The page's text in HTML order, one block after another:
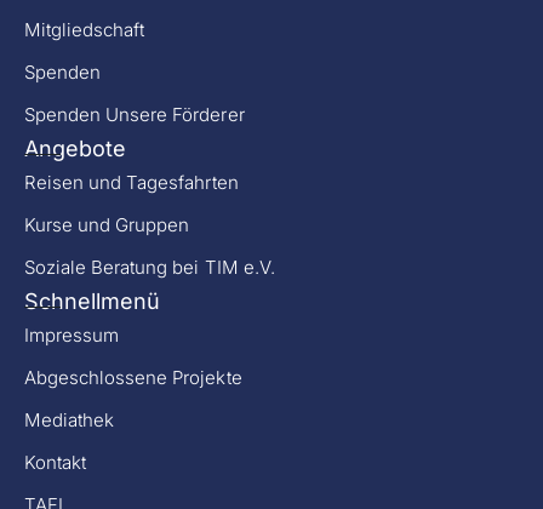
Mitgliedschaft
Spenden
Spenden Unsere Förderer
Angebote
Reisen und Tagesfahrten
Kurse und Gruppen
Soziale Beratung bei TIM e.V.
Schnellmenü
Impressum
Abgeschlossene Projekte
Mediathek
Kontakt
TAFI